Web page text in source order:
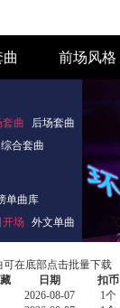
前场风格
套曲
后场套曲
综合套曲
单曲库
开场 外文单曲
在底部点击批量下载
日期
扣币
2026-08-07
1个